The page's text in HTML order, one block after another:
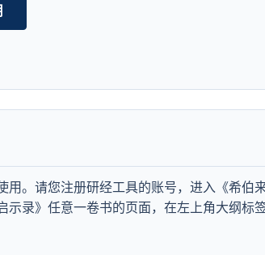
用。请您注册研经工具的账号，进入《希伯
录》任意一卷书的页面，在左上角大纲标